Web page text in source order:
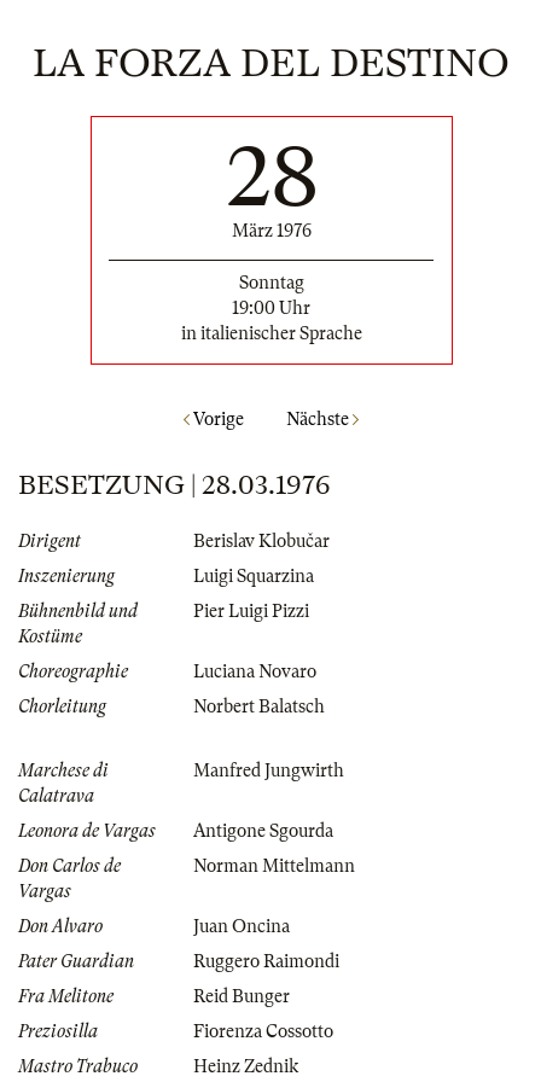
LA FORZA DEL DESTINO
28
März 1976
Sonntag
19:00 Uhr
in italienischer Sprache
Vorige Nächste
BESETZUNG | 28.03.1976
Dirigent
Berislav Klobučar
Inszenierung
Luigi Squarzina
Bühnenbild und
Kostüme
Pier Luigi Pizzi
Choreographie
Luciana Novaro
Chorleitung
Norbert Balatsch
Marchese di
Calatrava
Manfred Jungwirth
Leonora de Vargas
Antigone Sgourda
Don Carlos de
Vargas
Norman Mittelmann
Don Alvaro
Juan Oncina
Pater Guardian
Ruggero Raimondi
Fra Melitone
Reid Bunger
Preziosilla
Fiorenza Cossotto
Mastro Trabuco
Heinz Zednik